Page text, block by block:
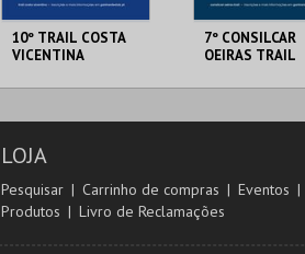
10º TRAIL COSTA
VICENTINA
CACÉM E SINES
INSCREVER
7º CONSILCAR
OEIRAS TRAIL
PÓLVORA
LOJA
Pesquisar Carrinho de compras Eventos
Produtos
Livro de Reclamações